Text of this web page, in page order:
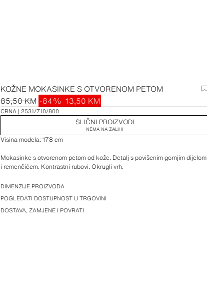
KOŽNE MOKASINKE S OTVORENOM PETOM
85,50 KM -84% 13,50 KM
CRNA 2531/710/800
SLIČNI PROIZVODI
NEMA NA ZALIHI
Visina modela: 178 cm
Mokasinke s otvorenom petom od kože. Detalj s povišenim gornjim dijelom
i remenčićem. Kontrastni rubovi. Okrugli vrh.
Visina potplata: 1,5 cm
DIMENZIJE PROIZVODA
POGLEDATI DOSTUPNOST U TRGOVINI
DOSTAVA, ZAMJENE I POVRATI